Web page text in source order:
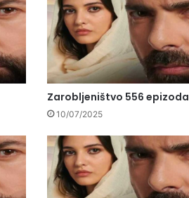
Zarobljeništvo 556 epizoda
10/07/2025